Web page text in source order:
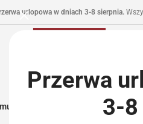
Przerwa
3-8
urlopowa w dniach 3-8 sierpnia.
I Zasilanie Części I